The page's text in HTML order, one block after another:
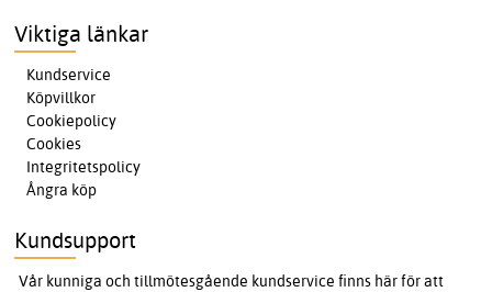
Viktiga länkar
Kundservice
Köpvillkor
Cookiepolicy
Cookies
Integritetspolicy
Ångra köp
Kundsupport
Vår kunniga och tillmötesgående kundservice finns här för att